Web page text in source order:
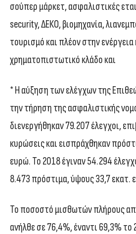
σούπερ μάρκετ, ασφαλιστικές
security, ΔΕΚΟ, βιομηχανία,
τουρισμό και πλέον στην ενέργεια
χρηματοπιστωτικό κλάδο και
* Η αύξηση των ελέγχων της
την τήρηση της ασφαλιστικής
διενεργήθηκαν 79.207 έλεγχοι,
κυρώσεις και εισπράχθηκαν
ευρώ. To 2018 έγιναν 54.294
8.473 πρόστιμα, ύψους 33,7 εκατ.
Το ποσοστό μισθωτών πλήρους
ανήλθε σε 76,4%, έναντι 69,3% το